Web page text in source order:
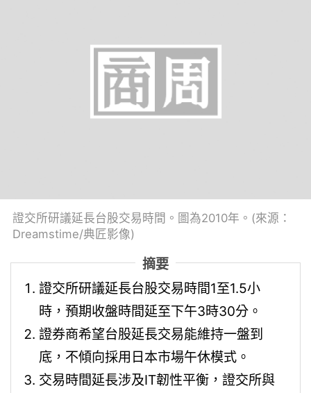
證交所研議延長台股交易時間。圖為2010年。(來源：
Dreamstime/典匠影像)
摘要
證交所研議延長台股交易時間1至1.5小
時，預期收盤時間延至下午3時30分。
證券商希望台股延長交易能維持一盤到
底，不傾向採用日本市場午休模式。
交易時間延長涉及IT韌性平衡，證交所與